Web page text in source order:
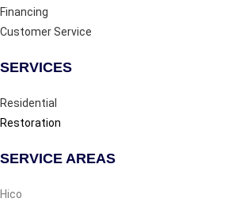
Financing
Customer Service
SERVICES
Residential
Restoration
SERVICE AREAS
Hico